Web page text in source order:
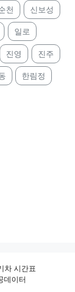
천 신보성
일로
진영 진주
한림정
차 시간표
데이터